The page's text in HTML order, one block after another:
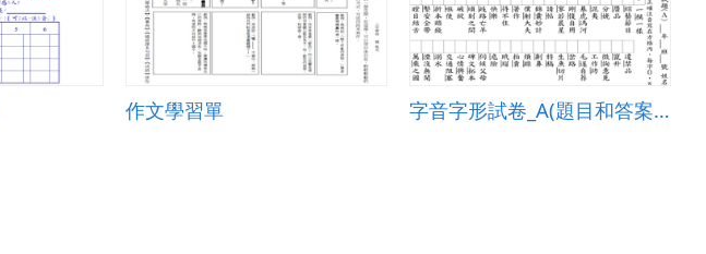
作文學習單 字音字形試卷_A(題目和答案卷)